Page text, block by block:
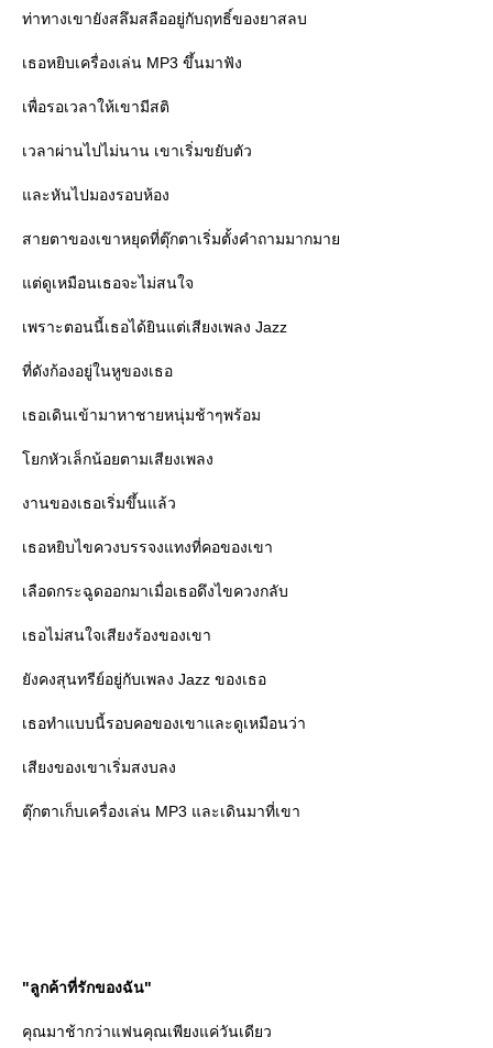
ท่าทางเขายังสลึมสลืออยู่กับฤทธิ์ของยาสลบ
เธอหยิบเครื่องเล่น MP3 ขึ้นมาฟัง
เพื่อรอเวลาให้เขามีสติ
เวลาผ่านไปไม่นาน เขาเริ่มขยับตัว
ละหันไปมองรอบห้อง
สายตาของเขาหยุดที่ตุ๊กตาเริ่มตั้งคำถามมากมา
ต่ดูเหมือนเธอจะไม่สนใจ
เพราะตอนนี้เธอได้ยินแต่เสียงเพลง Jazz
ที่ดังก้องอยู่ในหูของเธอ
เธอเดินเข้ามาหาชายหนุ่มช้าๆพร้อม
กหัวเล็กน้อยตามเสียงเพลง
งานของเธอเริ่มขึ้นแล้ว
เธอหยิบไขควงบรรจงแทงที่คอของเขา
เลือดกระฉูดออกมาเมื่อเธอดึงไขควงกลับ
เธอไม่สนใจเสียงร้องของเขา
ังคงสุนทรีย์อยู่กับเพลง Jazz ของเธอ
เธอทำแบบนี้รอบคอของเขาและดูเหมือนว่า
เสียงของเขาเริ่มสงบลง
ตุ๊กตาเก็บเครื่องเล่น MP3 และเดินมาที่เขา
"ลูกค้าที่รักของฉัน"
คุณมาช้ากว่าแฟนคุณเพียงแค่วันเดียว